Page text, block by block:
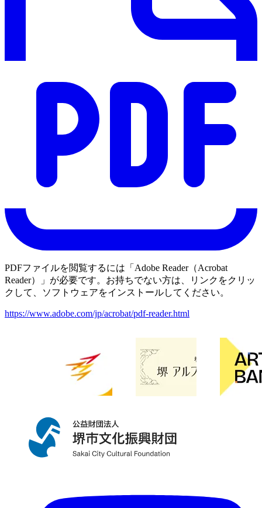
PDFファイルを閲覧するには「Adobe Reader（Acrobat
Reader）」が必要です。お持ちでない方は、リンクをクリッ
クして、ソフトウェアをインストールしてください。
https://www.adobe.com/jp/acrobat/pdf-reader.html